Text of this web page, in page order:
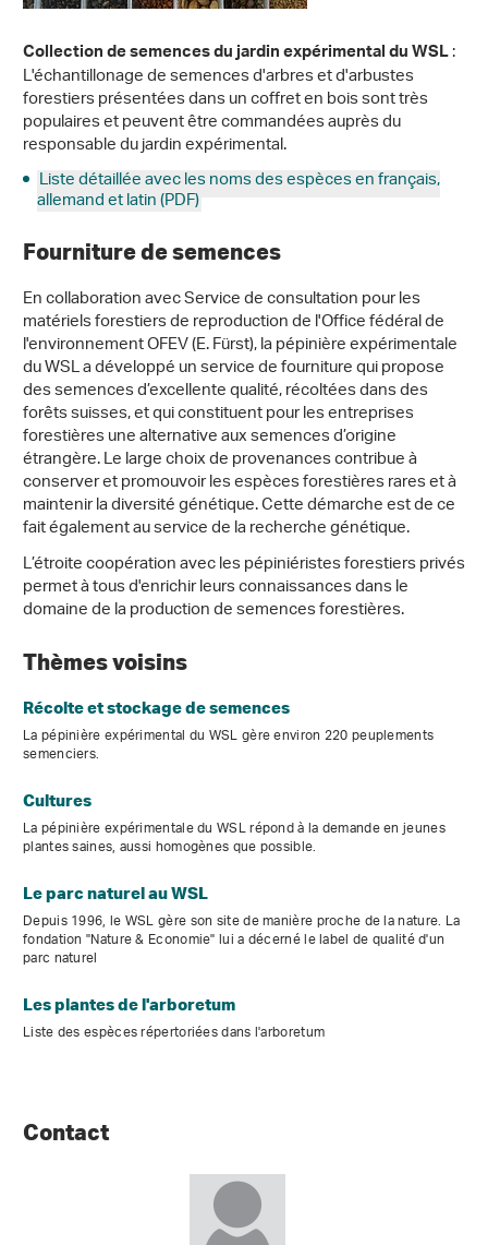
Collection de semences du jardin expérimental du WSL:
L'échantillonage de semences d'arbres et d'arbustes
forestiers présentées dans un coffret en bois sont très
populaires et peuvent être commandées auprès du
responsable du jardin expérimental.
Liste détaillée avec les noms des espèces en français,
allemand et latin (PDF)
Fourniture de semences
En collaboration avec Service de consultation pour les
matériels forestiers de reproduction de l'Office fédéral de
l'environnement OFEV (E. Fürst), la pépinière expérimentale
du WSL a développé un service de fourniture qui propose
des semences d’excellente qualité, récoltées dans des
forêts suisses, et qui constituent pour les entreprises
forestières une alternative aux semences d’origine
étrangère. Le large choix de provenances contribue à
conserver et promouvoir les espèces forestières rares et à
maintenir la diversité génétique. Cette démarche est de ce
fait également au service de la recherche génétique.
L’étroite coopération avec les pépiniéristes forestiers privés
permet à tous d'enrichir leurs connaissances dans le
domaine de la production de semences forestières.
Thèmes voisins
Récolte et stockage de semences
La pépinière expérimental du WSL gère environ 220 peuplements
semenciers.
Cultures
La pépinière expérimentale du WSL répond à la demande en jeunes
plantes saines, aussi homogènes que possible.
Le parc naturel au WSL
Depuis 1996, le WSL gère son site de manière proche de la nature. La
fondation "Nature & Economie" lui a décerné le label de qualité d'un
parc naturel
Les plantes de l'arboretum
Liste des espèces répertoriées dans l'arboretum
Contact